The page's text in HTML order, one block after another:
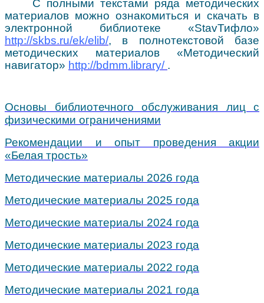
С полными текстами ряда методических
материалов можно ознакомиться и скачать в
электронной библиотеке «StavТифло»
http://skbs.ru/ek/elib/, в полнотекстовой базе
методических материалов «Методический
навигатор» http://bdmm.library/ .
Основы библиотечного обслуживания лиц с
физическими ограничениями
Рекомендации и опыт проведения акции
«Белая трость»
Методические материалы 2026 года
Методические материалы 2025 года
Методические материалы 2024 года
Методические материалы 2023 года
Методические материалы 2022 года
Методические материалы 2021 года